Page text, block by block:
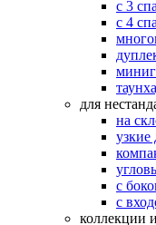
с 3
с 4
для
на
с
с
коллекции